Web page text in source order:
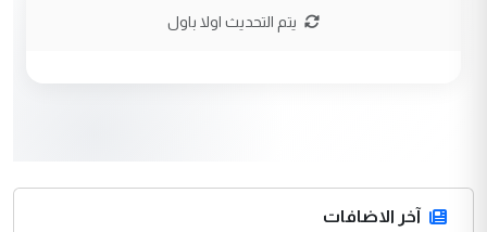
جنسية الرافد الثالث للعراق ومن اصول عريقة
ابا فرات ...
يتم التحديث اولا باول
آخر الاضافات